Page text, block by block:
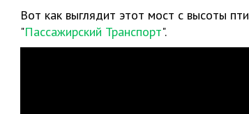
Вот как выглядит этот мост с высоты
"Пассажирский Транспорт".